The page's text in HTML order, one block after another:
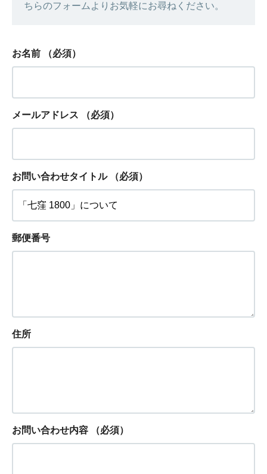
ちらのフォームよりお気軽にお尋ねください。
お名前 （必須）
メールアドレス （必須）
お問い合わせタイトル （必須）
郵便番号
住所
お問い合わせ内容 （必須）